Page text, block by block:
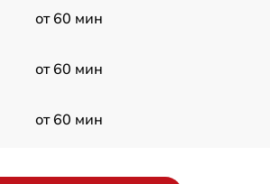
от 60 мин
от 60 мин
от 60 мин